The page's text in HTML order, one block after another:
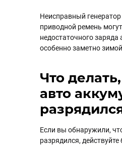
Неисправный
приводной ремень
недостаточного заряда
особенно заметно
Что
авто
Если вы обнаружили,
разрядился,